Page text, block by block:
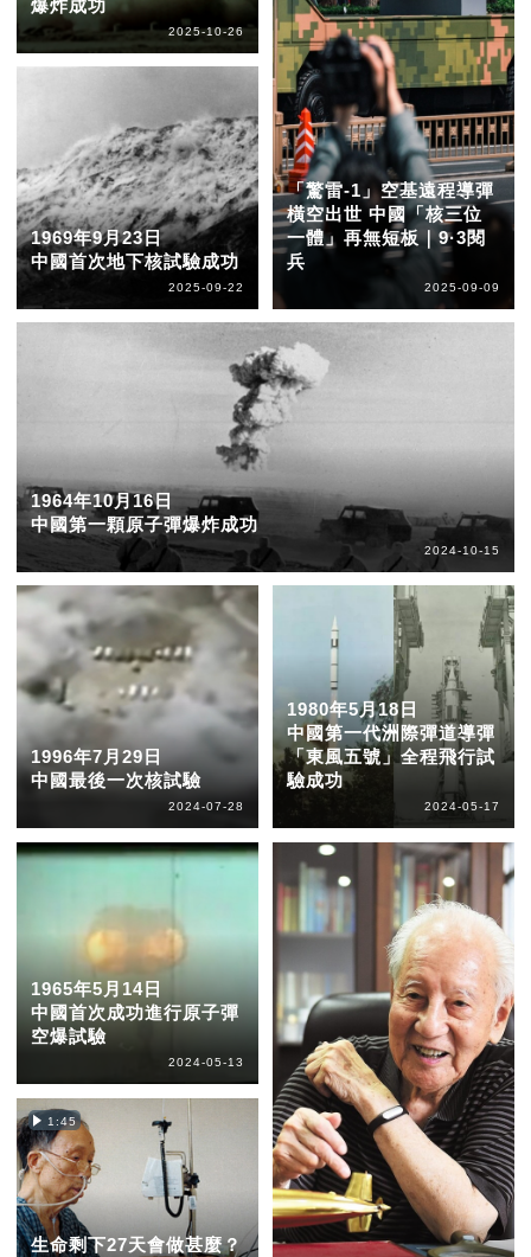
爆炸成功
2025-10-26
1969年9月23日
中國首次地下核試驗成功
2025-09-22
「驚雷-1」空基遠程導彈
橫空出世 中國「核三位
一體」再無短板｜9·3閱
兵
2025-09-09
1964年10月16日
中國第一顆原子彈爆炸成功
2024-10-15
1996年7月29日
中國最後一次核試驗
2024-07-28
1980年5月18日
中國第一代洲際彈道導彈
「東風五號」全程飛行試
驗成功
2024-05-17
1965年5月14日
中國首次成功進行原子彈
空爆試驗
2024-05-13
1:45
生命剩下27天會做甚麼？